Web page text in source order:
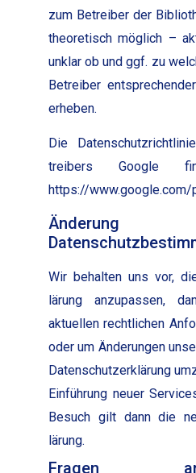
zum Betreiber der
the­o­retisch möglich –
unklar ob und ggf. zu
Betreiber
erheben.
Die
treibers Google
https://
Wir behal­ten uns vor,
lärung anzu­passen,
aktuellen rechtlichen
oder um Änderun­gen
Daten­schutzerk­lärung
Ein­führung neuer
Besuch gilt dann die
lärung.
Fragen